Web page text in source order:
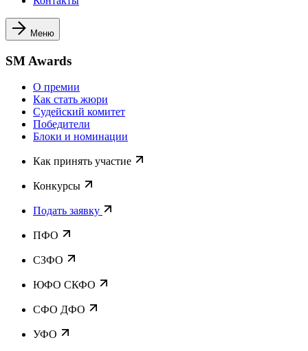
Меню
SM Awards
О премии
Как стать жюри
Судейский комитет
Победители
Блоки и номинации
Как принять участие
Конкурсы
Подать заявку
ПФО
СЗФО
ЮФО СКФО
CФО ДФО
УФО